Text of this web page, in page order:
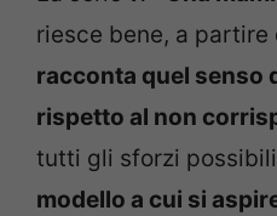
riesce bene, a
racconta quel senso
rispetto al non
tutti gli sforzi
modello a cui si